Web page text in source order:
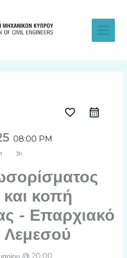
favorite_border
08:00 PM
3h
και κοπή
- Επαρχιακό
Λεμεσού
@ 20:00